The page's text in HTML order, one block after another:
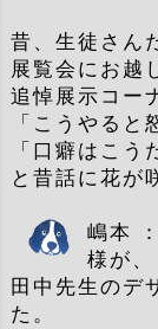
昔、生徒さん
展覧会にお越
追悼展示コー
「こうやる
「口癖はこう
と昔話に花が
嶋本
様が、
田中先生のデ
た。